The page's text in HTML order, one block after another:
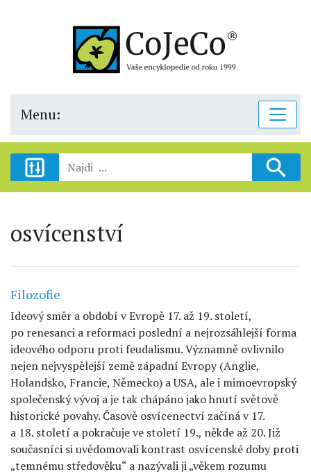
Menu:
osvícenství
Filozofie
Ideový směr a období v Evropě 17. až 19. století,
po renesanci a reformaci poslední a nejrozsáhlejší forma
ideového odporu proti feudalismu. Významně ovlivnilo
nejen nejvyspělejší země západní Evropy (Anglie,
Holandsko, Francie, Německo) a USA, ale i mimoevropský
společenský vývoj a je tak chápáno jako hnutí světově
historické povahy. Časově osvícenectví začíná v 17.
a 18. století a pokračuje ve století 19., někde až 20. Již
současníci si uvědomovali kontrast osvícenské doby proti
„temnému středověku“ a nazývali ji „věkem rozumu